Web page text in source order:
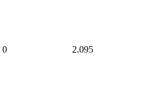
0 2.095